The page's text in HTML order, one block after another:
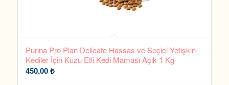
Purina Pro Plan Delicate Hassas ve Seçici Yetişkin
Kediler İçin Kuzu Etli Kedi Maması Açık 1 Kg
450,00₺